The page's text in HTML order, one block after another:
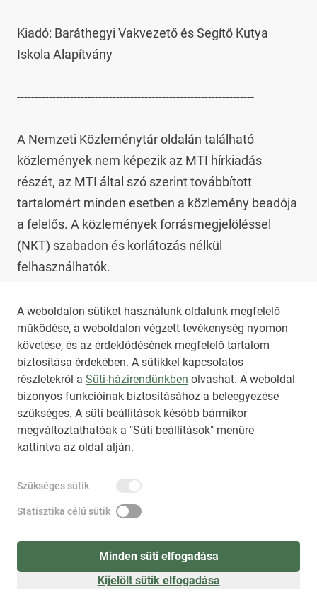
A weboldalon sütiket használunk oldalunk megfelelő
működése, a weboldalon végzett tevékenység nyomon
követése, és az érdeklődésének megfelelő tartalom
biztosítása érdekében. A sütikkel kapcsolatos
részletekről a Süti-házirendünkben olvashat. A weboldal
bizonyos funkcióinak biztosításához a beleegyezése
szükséges. A süti beállítások később bármikor
megváltoztathatóak a "Süti beállítások" menüre
kattintva az oldal alján.
Szükséges sütik
Statisztika célú sütik
Minden süti elfogadása
Kijelölt sütik elfogadása
Kiadó: Baráthegyi Vakvezető és Segítő Kutya
Iskola Alapítvány
-------------------------------------------------------------------
A Nemzeti Közleménytár oldalán található
közlemények nem képezik az MTI hírkiadás
részét, az MTI által szó szerint továbbított
tartalomért minden esetben a közlemény beadója
a felelős. A közlemények forrásmegjelöléssel
(NKT) szabadon és korlátozás nélkül
felhasználhatók.
Az NKT szolgáltatással kapcsolatban további
információt az nkt@dunamsz.hu elektronikus
levelező címen kaphat.
HIRADO.HU MEDIAKLIKK.HU
M4SPORT.HU NEMZETISPORT.HU
NEMZETI KÖZLEMÉNYTÁR MEGRENDELÉS
AKADÁLYMENTESÍTÉSI NYILATKOZAT
SÚGÓ
Süti beállítások